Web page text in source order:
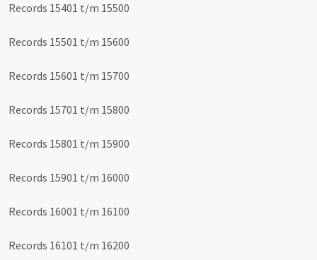
Records 15401 t/m 15500
Records 15501 t/m 15600
Records 15601 t/m 15700
Records 15701 t/m 15800
Records 15801 t/m 15900
Records 15901 t/m 16000
Records 16001 t/m 16100
Records 16101 t/m 16200